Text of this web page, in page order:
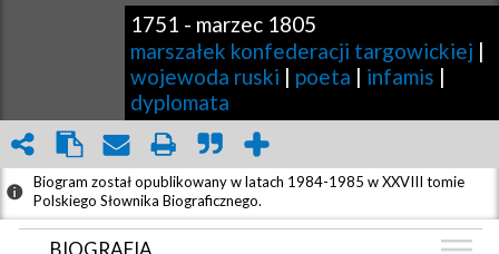
1751 - marzec 1805
marszałek konfederacji targowickiej |
wojewoda ruski | poeta | infamis |
dyplomata
Biogram został opublikowany w latach 1984-1985 w XXVIII tomie
Polskiego Słownika Biograficznego.
BIOGRAFIA